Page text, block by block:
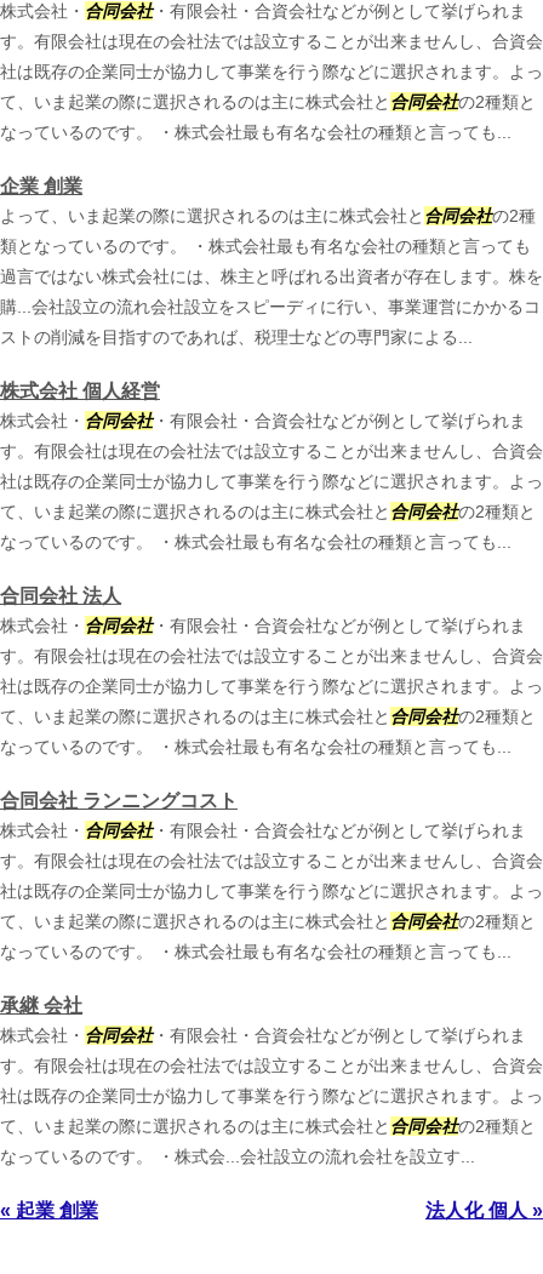
株式会社・ 合同会社・有限会社・合資会社などが例として挙げられま
す。有限会社は現在の会社法では設立することが出来ませんし、合資会
社は既存の企業同士が協力して事業を行う際などに選択されます。よっ
て、いま起業の際に選択されるのは主に株式会社と 合同会社の2種類と
なっているのです。 ・株式会社最も有名な会社の種類と言っても...
企業 創業
よって、いま起業の際に選択されるのは主に株式会社と 合同会社の2種
類となっているのです。 ・株式会社最も有名な会社の種類と言っても
過言ではない株式会社には、株主と呼ばれる出資者が存在します。株を
購...会社設立の流れ会社設立をスピーディに行い、事業運営にかかるコ
ストの削減を目指すのであれば、税理士などの専門家による...
株式会社 個人経営
株式会社・ 合同会社・有限会社・合資会社などが例として挙げられま
す。有限会社は現在の会社法では設立することが出来ませんし、合資会
社は既存の企業同士が協力して事業を行う際などに選択されます。よっ
て、いま起業の際に選択されるのは主に株式会社と 合同会社の2種類と
なっているのです。 ・株式会社最も有名な会社の種類と言っても...
合同会社 法人
株式会社・ 合同会社・有限会社・合資会社などが例として挙げられま
す。有限会社は現在の会社法では設立することが出来ませんし、合資会
社は既存の企業同士が協力して事業を行う際などに選択されます。よっ
て、いま起業の際に選択されるのは主に株式会社と 合同会社の2種類と
なっているのです。 ・株式会社最も有名な会社の種類と言っても...
合同会社 ランニングコスト
株式会社・ 合同会社・有限会社・合資会社などが例として挙げられま
す。有限会社は現在の会社法では設立することが出来ませんし、合資会
社は既存の企業同士が協力して事業を行う際などに選択されます。よっ
て、いま起業の際に選択されるのは主に株式会社と 合同会社の2種類と
なっているのです。 ・株式会社最も有名な会社の種類と言っても...
承継 会社
株式会社・ 合同会社・有限会社・合資会社などが例として挙げられま
す。有限会社は現在の会社法では設立することが出来ませんし、合資会
社は既存の企業同士が協力して事業を行う際などに選択されます。よっ
て、いま起業の際に選択されるのは主に株式会社と 合同会社の2種類と
なっているのです。 ・株式会...会社設立の流れ会社を設立す...
« 起業 創業 法人化 個人 »